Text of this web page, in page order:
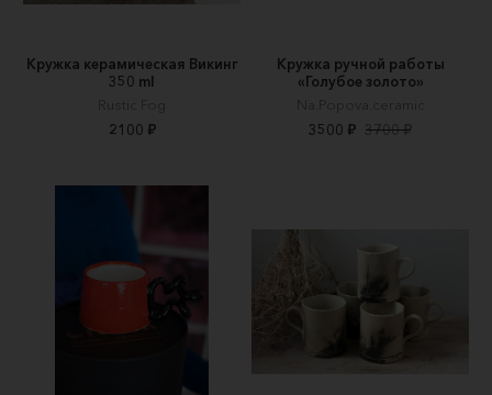
Кружка керамическая Викинг
350 ml
Rustic Fog
2100 ₽
Кружка ручной работы
«Голубое золото»
Na.Popova.ceramic
3500 ₽ 3700 ₽